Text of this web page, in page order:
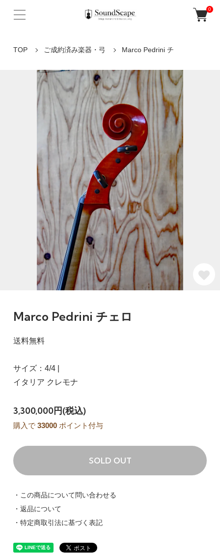
0
TOP ご成約済み楽器・弓 Marco Pedrini チ
Marco Pedrini チェロ
送料無料
サイズ：4/4 |
イタリア クレモナ
3,300,000円(税込)
購入で 33000ポイント付与
SOLD OUT
・この商品について問い合わせる
・返品について
・特定商取引法に基づく表記